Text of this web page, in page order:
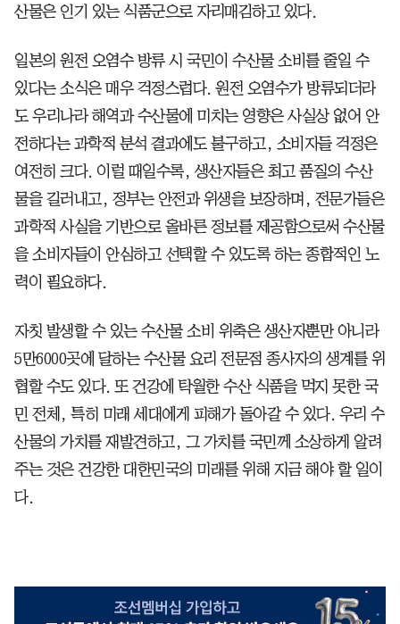
산물은 인기 있는 식품군으로 자리매김하고 있다.
일본의 원전 오염수 방류 시 국민이 수산물 소비를 줄일 수
있다는 소식은 매우 걱정스럽다. 원전 오염수가 방류되더라
도 우리나라 해역과 수산물에 미치는 영향은 사실상 없어 안
전하다는 과학적 분석 결과에도 불구하고, 소비자들 걱정은
여전히 크다. 이럴 때일수록, 생산자들은 최고 품질의 수산
물을 길러내고, 정부는 안전과 위생을 보장하며, 전문가들은
과학적 사실을 기반으로 올바른 정보를 제공함으로써 수산물
을 소비자들이 안심하고 선택할 수 있도록 하는 종합적인 노
력이 필요하다.
자칫 발생할 수 있는 수산물 소비 위축은 생산자뿐만 아니라
5만6000곳에 달하는 수산물 요리 전문점 종사자의 생계를 위
협할 수도 있다. 또 건강에 탁월한 수산 식품을 먹지 못한 국
민 전체, 특히 미래 세대에게 피해가 돌아갈 수 있다. 우리 수
산물의 가치를 재발견하고, 그 가치를 국민께 소상하게 알려
주는 것은 건강한 대한민국의 미래를 위해 지금 해야 할 일이
다.